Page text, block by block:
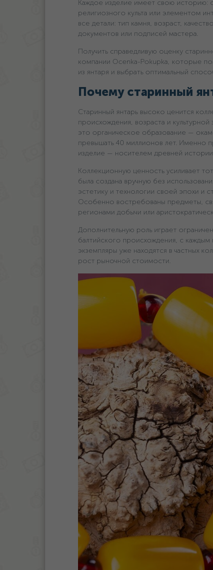
Каждое изделие имеет свою историю:
религиозного культа или элементом
все детали: тип камня, возраст,
документов или подписей мастера.
Получить справедливую оценку
компании Ocenka-Pokupka, которые
из янтаря и выбрать оптимальный
Почему старинный
Старинный янтарь высоко ценится
происхождения, возраста и
это органическое образование —
превышать 40 миллионов лет. Именно
изделие — носителем древней
Коллекционную ценность усиливает
была создана вручную без
эстетику и технологии своей эпохи и
Особенно востребованы предметы,
регионами добычи или
Дополнительную роль играет
балтийского происхождения, с
экземпляры уже находятся в частных
рост рыночной стоимости.